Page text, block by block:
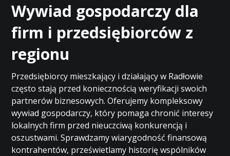
Wywiad gospodarczy dla
firm i przedsiębiorców z
regionu
Przedsiębiorcy mieszkający i działający w Radłowie
często stają przed koniecznością weryfikacji swoich
partnerów biznesowych. Oferujemy kompleksowy
wywiad gospodarczy, który pomaga chronić interesy
lokalnych firm przed nieuczciwą konkurencją i
oszustwami. Sprawdzamy wiarygodność finansową
kontrahentów, prześwietlamy historię wspólników